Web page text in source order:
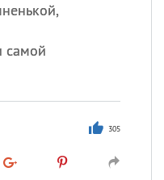
самой
305